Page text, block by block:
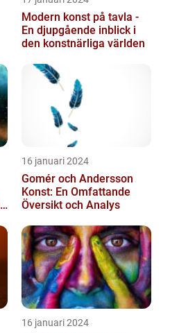
Modern konst på tavla -
En djupgående inblick i
den konstnärliga världen
16 januari 2024
Gomér och Andersson
Konst: En Omfattande
Översikt och Analys
16 januari 2024